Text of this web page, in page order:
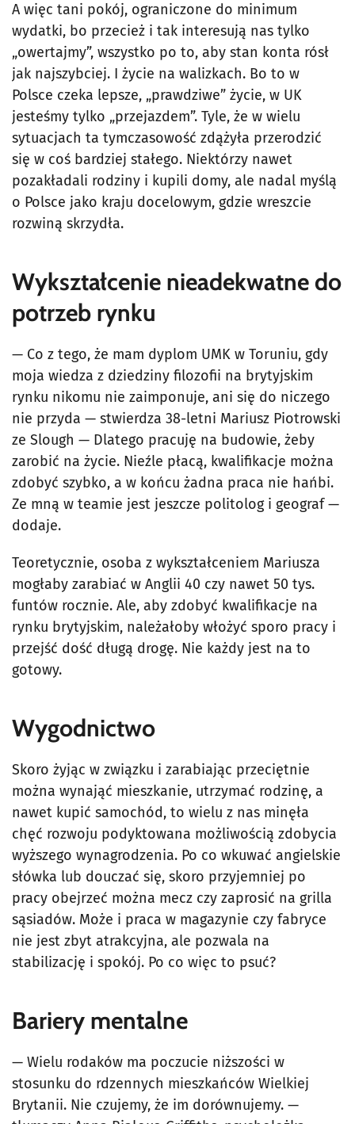
A więc tani pokój, ograniczone do minimum
wydatki, bo przecież i tak interesują nas tylko
„owertajmy”, wszystko po to, aby stan konta rósł
jak najszybciej. I życie na walizkach. Bo to w
Polsce czeka lepsze, „prawdziwe” życie, w UK
jesteśmy tylko „przejazdem”. Tyle, że w wielu
sytuacjach ta tymczasowość zdążyła przerodzić
się w coś bardziej stałego. Niektórzy nawet
pozakładali rodziny i kupili domy, ale nadal myślą
o Polsce jako kraju docelowym, gdzie wreszcie
rozwiną skrzydła.
Wykształcenie nieadekwatne do
potrzeb rynku
— Co z tego, że mam dyplom UMK w Toruniu, gdy
moja wiedza z dziedziny filozofii na brytyjskim
rynku nikomu nie zaimponuje, ani się do niczego
nie przyda — stwierdza 38-letni Mariusz Piotrowski
ze Slough — Dlatego pracuję na budowie, żeby
zarobić na życie. Nieźle płacą, kwalifikacje można
zdobyć szybko, a w końcu żadna praca nie hańbi.
Ze mną w teamie jest jeszcze politolog i geograf —
dodaje.
Teoretycznie, osoba z wykształceniem Mariusza
mogłaby zarabiać w Anglii 40 czy nawet 50 tys.
funtów rocznie. Ale, aby zdobyć kwalifikacje na
rynku brytyjskim, należałoby włożyć sporo pracy i
przejść dość długą drogę. Nie każdy jest na to
gotowy.
Wygodnictwo
Skoro żyjąc w związku i zarabiając przeciętnie
można wynająć mieszkanie, utrzymać rodzinę, a
nawet kupić samochód, to wielu z nas minęła
chęć rozwoju podyktowana możliwością zdobycia
wyższego wynagrodzenia. Po co wkuwać angielskie
słówka lub douczać się, skoro przyjemniej po
pracy obejrzeć można mecz czy zaprosić na grilla
sąsiadów. Może i praca w magazynie czy fabryce
nie jest zbyt atrakcyjna, ale pozwala na
stabilizację i spokój. Po co więc to psuć?
Bariery mentalne
— Wielu rodaków ma poczucie niższości w
stosunku do rdzennych mieszkańców Wielkiej
Brytanii. Nie czujemy, że im dorównujemy. —